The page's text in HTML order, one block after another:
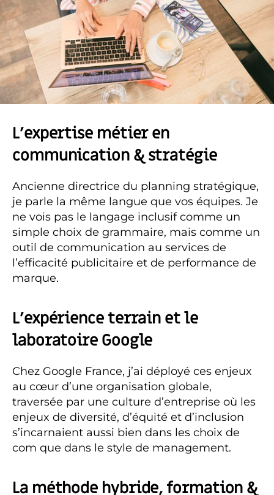
L’expertise métier en
communication & stratégie
Ancienne directrice du planning stratégique,
je parle la même langue que vos équipes. Je
ne vois pas le langage inclusif comme un
simple choix de grammaire, mais comme un
outil de communication au services de
l’efficacité publicitaire et de performance de
marque.
L’expérience terrain et le
laboratoire Google
Chez Google France, j’ai déployé ces enjeux
au cœur d’une organisation globale,
traversée par une culture d’entreprise où les
enjeux de diversité, d’équité et d’inclusion
s’incarnaient aussi bien dans les choix de
com que dans le style de management.
La méthode hybride, formation &